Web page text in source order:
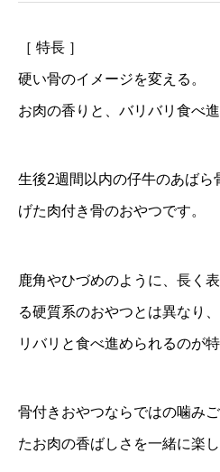
［ 特長 ］
硬い骨のイメージを変える。
お肉の香りと、バリバリ食べ
生後2週間以内の仔牛のあばら
げた肉付き骨のおやつです。
鹿角やひづめのように、長く
る硬質系のおやつとは異なり
リバリと食べ進められるのが特
骨付きおやつならではの噛み
たお肉の香ばしさを一緒に楽し